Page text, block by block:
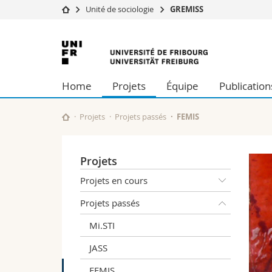
Université
Recherche
Université
Formation continue
Sciences
Lettres et
Unité de sociologie GREMISS
Université
de
Fribourg
Home Projets Équipe
Projets Projets passés FEMIS
Projets
Projets en cours
Projets passés
Mi.STI
JASS